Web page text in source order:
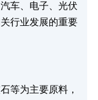
车、电子、光伏
行业发展的重要
等为主要原料，